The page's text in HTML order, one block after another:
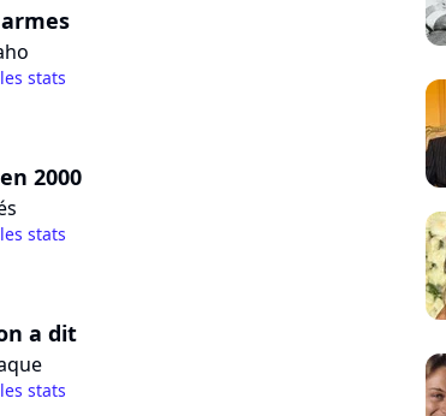
stats
2000
stats
a dit
stats